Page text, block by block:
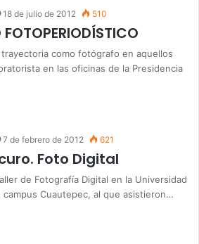
18 de julio de 2012 510
como fotógrafo en aquellos
en las oficinas de la Presidencia
7 de febrero de 2012 621
Foto Digital
de Fotografía Digital en la Universidad
campus Cuautepec, al que asistieron…